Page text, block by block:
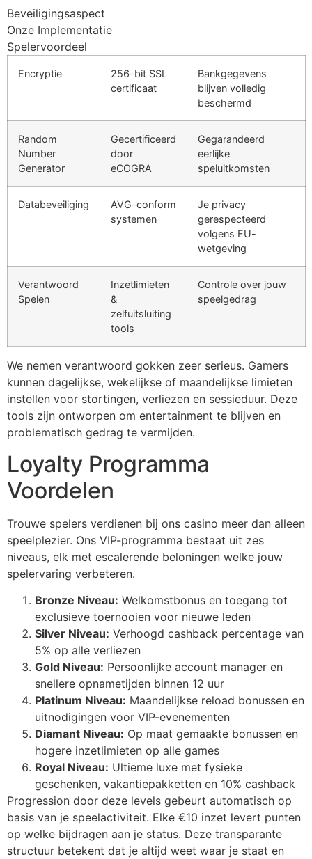
panel
panel
panel
panel
panel
panel
panel
Panel
Panel
Panel
Panel
Panel
Panel
Panel
panel
panel
panel
giriş
per sale
Forum
giriş
escort
Beveiligingsaspect
Onze Implementatie
Spelervoordeel
Encryptie
256-bit SSL
certificaat
Bankgegevens
blijven volledig
beschermd
Random
Number
Generator
Gecertificeerd
door
eCOGRA
Gegarandeerd
eerlijke
speluitkomsten
Databeveiliging
AVG-conform
systemen
Je privacy
gerespecteerd
volgens EU-
wetgeving
Verantwoord
Spelen
Inzetlimieten
&
zelfuitsluiting
tools
Controle over jouw
speelgedrag
We nemen verantwoord gokken zeer serieus. Gamers
kunnen dagelijkse, wekelijkse of maandelijkse limieten
instellen voor stortingen, verliezen en sessieduur. Deze
tools zijn ontworpen om entertainment te blijven en
problematisch gedrag te vermijden.
Loyalty Programma
Voordelen
Trouwe spelers verdienen bij ons casino meer dan alleen
speelplezier. Ons VIP-programma bestaat uit zes
niveaus, elk met escalerende beloningen welke jouw
spelervaring verbeteren.
Bronze Niveau: Welkomstbonus en toegang tot
exclusieve toernooien voor nieuwe leden
Silver Niveau: Verhoogd cashback percentage van
5% op alle verliezen
Gold Niveau: Persoonlijke account manager en
snellere opnametijden binnen 12 uur
Platinum Niveau: Maandelijkse reload bonussen en
uitnodigingen voor VIP-evenementen
Diamant Niveau: Op maat gemaakte bonussen en
hogere inzetlimieten op alle games
Royal Niveau: Ultieme luxe met fysieke
geschenken, vakantiepakketten en 10% cashback
Progression door deze levels gebeurt automatisch op
basis van je speelactiviteit. Elke €10 inzet levert punten
op welke bijdragen aan je status. Deze transparante
structuur betekent dat je altijd weet waar je staat en